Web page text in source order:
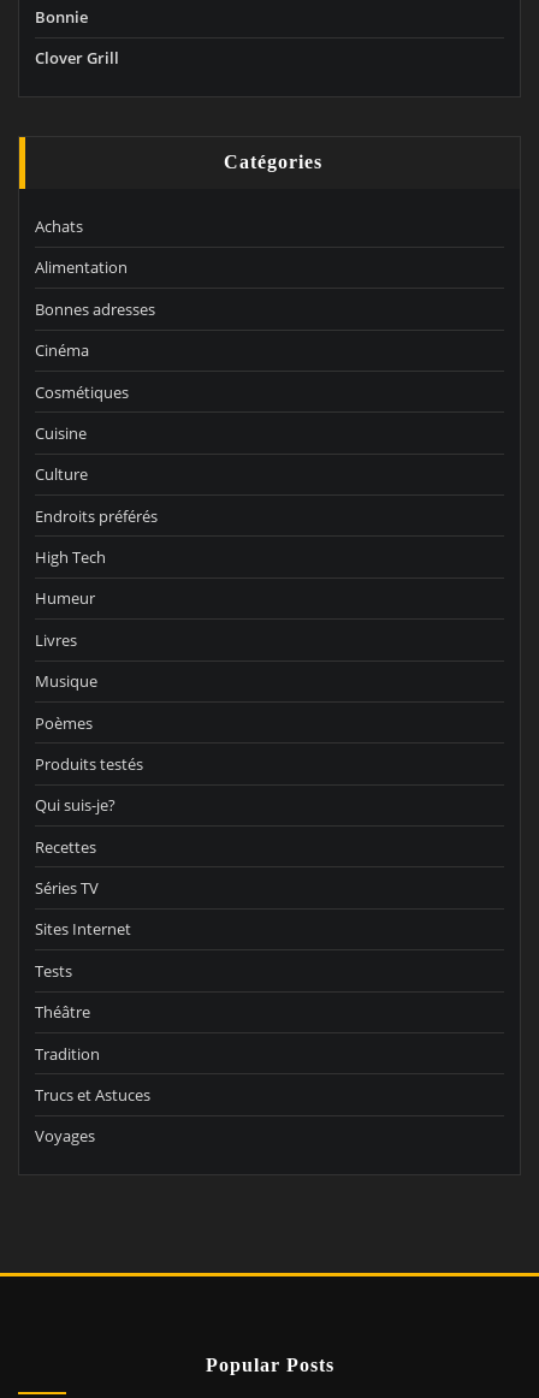
Bonnie
Clover Grill
Catégories
Achats
Alimentation
Bonnes adresses
Cinéma
Cosmétiques
Cuisine
Culture
Endroits préférés
High Tech
Humeur
Livres
Musique
Poèmes
Produits testés
Qui suis-je?
Recettes
Séries TV
Sites Internet
Tests
Théâtre
Tradition
Trucs et Astuces
Voyages
Popular Posts